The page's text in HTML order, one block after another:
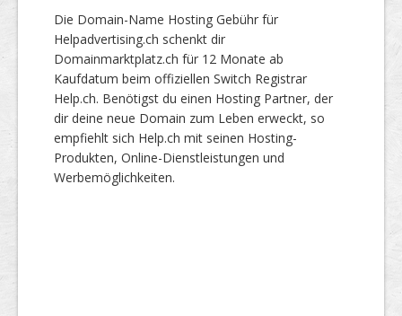
Die Domain-Name Hosting Gebühr für
Helpadvertising.ch schenkt dir
Domainmarktplatz.ch für 12 Monate ab
Kaufdatum beim offiziellen Switch Registrar
Help.ch. Benötigst du einen Hosting Partner, der
dir deine neue Domain zum Leben erweckt, so
empfiehlt sich Help.ch mit seinen Hosting-
Produkten, Online-Dienstleistungen und
Werbemöglichkeiten.